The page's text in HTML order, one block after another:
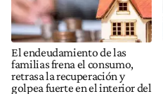
El endeudamiento de las
familias frena el consumo,
retrasa la recuperación y
golpea fuerte en el interior del